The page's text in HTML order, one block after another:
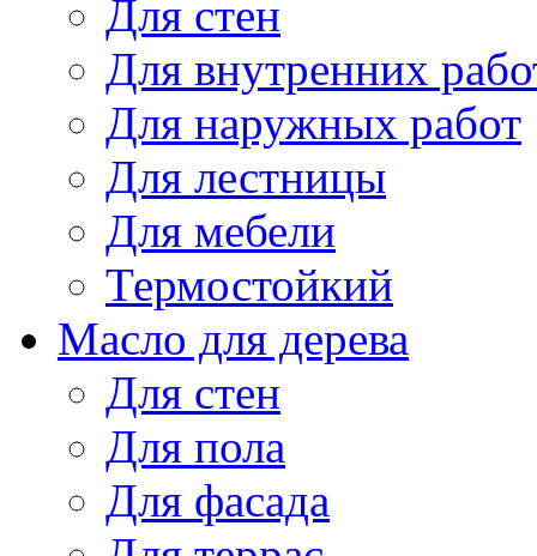
Для стен
Для внутренних
Для наружных работ
Для лестницы
Для мебели
Термостойкий
Масло для дерева
Для стен
Для пола
Для фасада